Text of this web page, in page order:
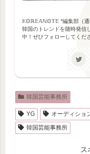
𝕂𝕆ℝ𝔼𝔸ℕ𝕆𝕋𝔼 *編集部（通
韓国のトレンドを随時発信
中！ぜひフォローしてくだ
韓国芸能事務所
YG オーディショ
韓国芸能事務所
ス